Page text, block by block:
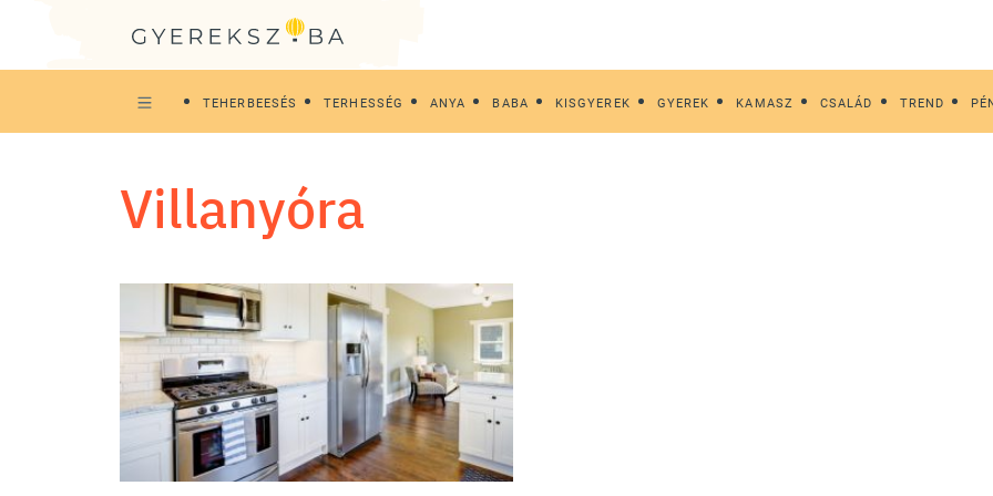
TEHERBEESÉS TERHESSÉG ANYA BABA KISGYEREK GYEREK KAMASZ CSALÁD TREND
villanyóra